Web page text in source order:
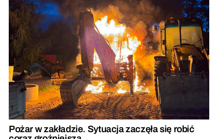
Pożar w zakładzie. Sytuacja zaczęła się robić